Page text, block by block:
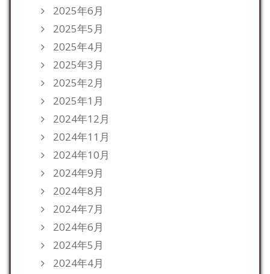
2025年6月
2025年5月
2025年4月
2025年3月
2025年2月
2025年1月
2024年12月
2024年11月
2024年10月
2024年9月
2024年8月
2024年7月
2024年6月
2024年5月
2024年4月